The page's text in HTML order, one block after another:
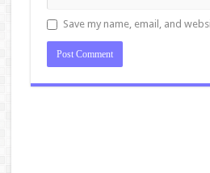
Save my name, email, and